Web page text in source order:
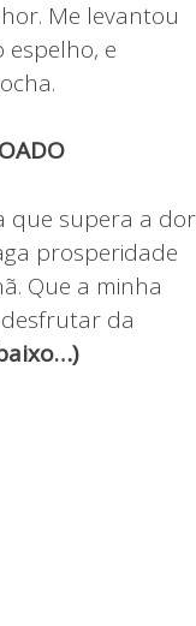
Me levantou
e
que supera a dor
prosperidade
Que a minha
da